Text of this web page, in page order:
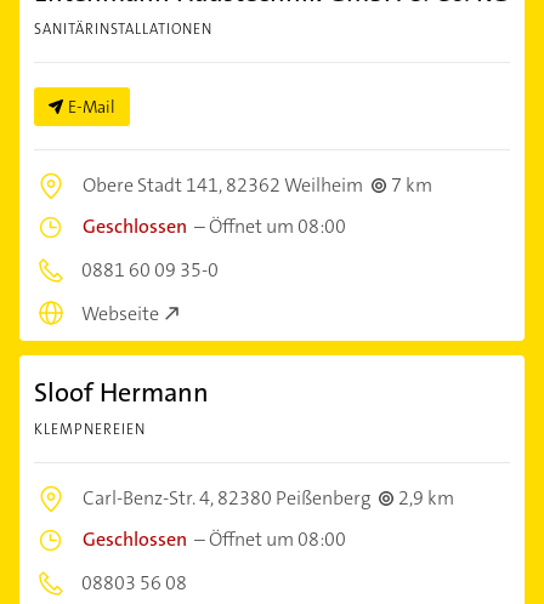
SANITÄRINSTALLATIONEN
E-Mail
Obere Stadt 141,82362 Weilheim
7 km
Geschlossen –Öffnet um 08:00
0881 60 09 35-0
Webseite
Sloof Hermann
KLEMPNEREIEN
Carl-Benz-Str. 4,82380 Peißenberg
2,9 km
Geschlossen –Öffnet um 08:00
08803 56 08